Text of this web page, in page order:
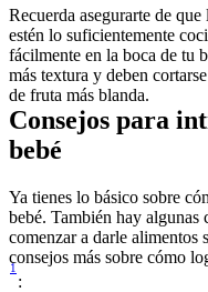
Recuerda asegurarte de
estén lo suficientemente
fácilmente en la boca de tu
más textura y deben
de fruta más blanda.
Consejos para
bebé
Ya tienes lo básico sobre
bebé. También hay algunas
comenzar a darle alimentos
consejos más sobre cómo
1
: